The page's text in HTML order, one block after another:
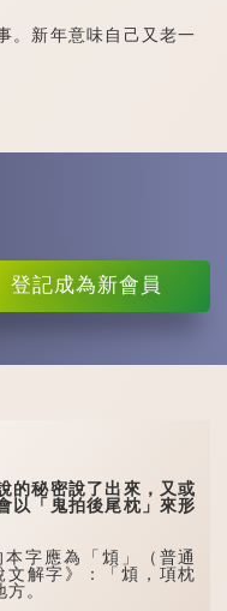
新年意味自己又老一
登記成為新會員
秘密說了出來，又或
以「鬼拍後尾枕」來形
字應為「䪴」（普通
解字》：「䪴，項枕
。